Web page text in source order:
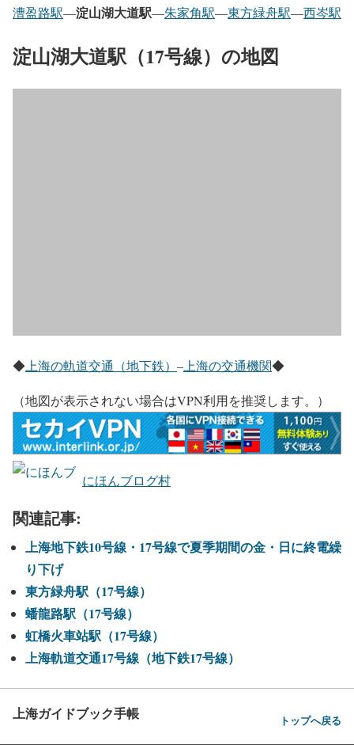
漕盈路駅―淀山湖大道駅―朱家角駅―東方緑舟駅―西岑駅
淀山湖大道駅（17号線）の地図
◆上海の軌道交通（地下鉄） –上海の交通機関◆
（地図が表示されない場合はVPN利用を推奨します。）
にほんブログ村
関連記事:
上海地下鉄10号線・17号線で夏季期間の金・日に終電繰
り下げ
東方緑舟駅（17号線）
蟠龍路駅（17号線）
虹橋火車站駅（17号線）
上海軌道交通17号線（地下鉄17号線）
上海ガイドブック手帳 トップへ戻る